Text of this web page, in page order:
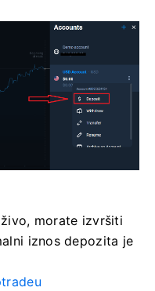
morate izvršiti
iznos depozita je